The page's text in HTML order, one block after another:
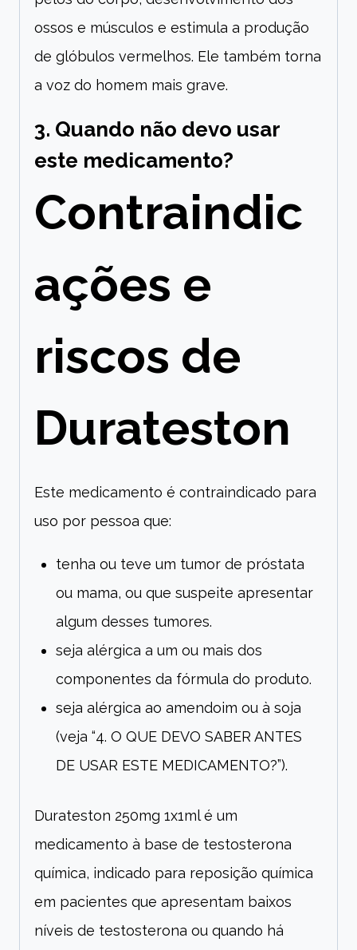
ossos e músculos e estimula a produção
de glóbulos vermelhos. Ele também torna
a voz do homem mais grave.
3. Quando não devo usar
este medicamento?
Contraindic
ações e
riscos de
Durateston
Este medicamento é contraindicado para
uso por pessoa que:
tenha ou teve um tumor de próstata
ou mama, ou que suspeite apresentar
algum desses tumores.
seja alérgica a um ou mais dos
componentes da fórmula do produto.
seja alérgica ao amendoim ou à soja
(veja “4. O QUE DEVO SABER ANTES
DE USAR ESTE MEDICAMENTO?”).
Durateston 250mg 1x1ml é um
medicamento à base de testosterona
química, indicado para reposição química
em pacientes que apresentam baixos
níveis de testosterona ou quando há